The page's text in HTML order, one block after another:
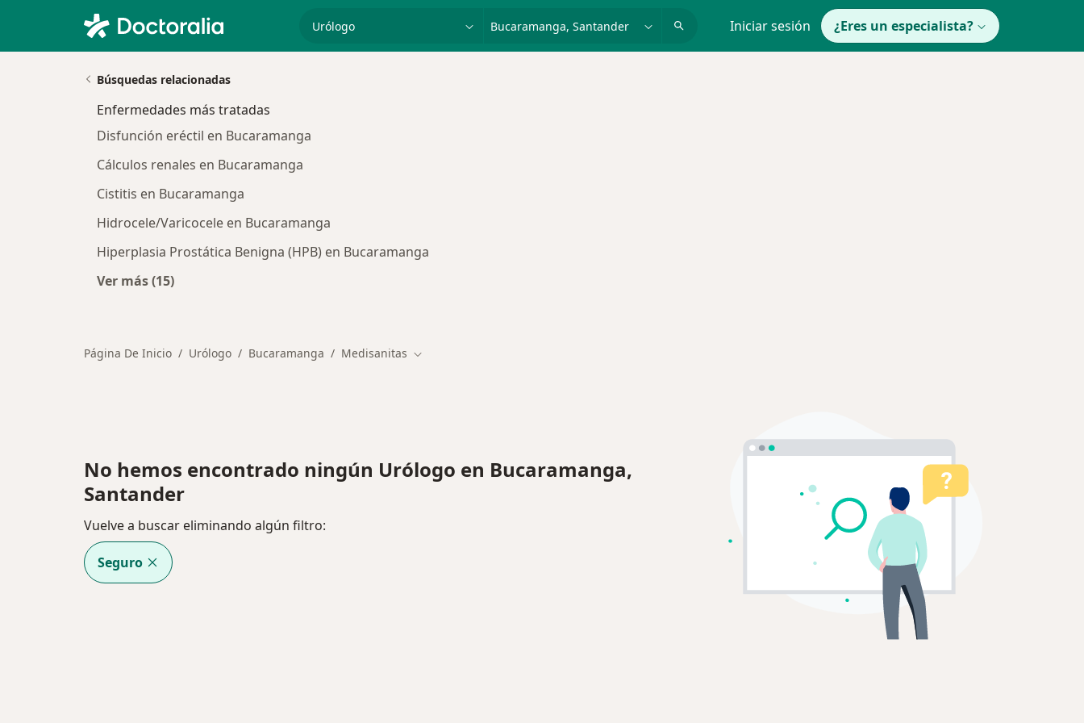
especialidad, enfermedad o nombre Iniciar sesión ¿Eres un especialista?
Búsquedas relacionadas
Enfermedades más tratadas
Disfunción eréctil en Bucaramanga
Cálculos renales en Bucaramanga
Cistitis en Bucaramanga
Hidrocele/Varicocele en Bucaramanga
Hiperplasia Prostática Benigna (HPB) en Bucaramanga
Ver más (15)
Página De Inicio Urólogo Bucaramanga Medisanitas Cambiar de ciudad
No hemos encontrado ningún Urólogo en Bucaramanga,
Santander
Vuelve a buscar eliminando algún filtro:
Seguro